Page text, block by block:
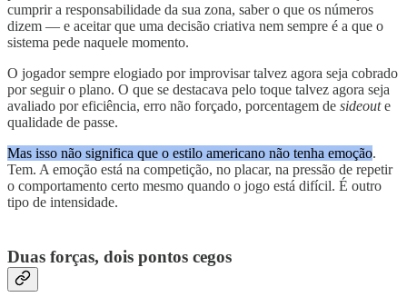
cumprir a responsabilidade da sua zona, saber o que os números
dizem — e aceitar que uma decisão criativa nem sempre é a que o
sistema pede naquele momento.
O jogador sempre elogiado por improvisar talvez agora seja cobrado
por seguir o plano. O que se destacava pelo toque talvez agora seja
avaliado por eficiência, erro não forçado, porcentagem de sideoute
qualidade de passe.
Mas isso não significa que o estilo americano não tenha emoção.
Tem. A emoção está na competição, no placar, na pressão de repetir
o comportamento certo mesmo quando o jogo está difícil. É outro
tipo de intensidade.
Duas forças, dois pontos cegos